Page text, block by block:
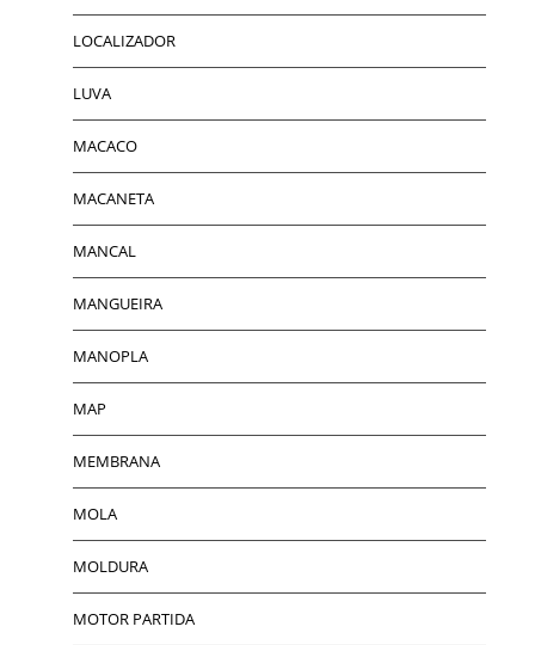
LOCALIZADOR
LUVA
MACACO
MACANETA
MANCAL
MANGUEIRA
MANOPLA
MAP
MEMBRANA
MOLA
MOLDURA
MOTOR PARTIDA